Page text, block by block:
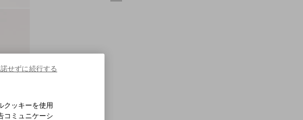
クッキーを使用
コミュニケーシ
せずに続行する